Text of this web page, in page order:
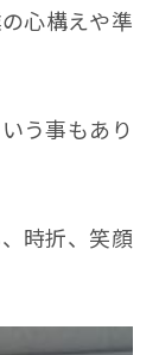
心構えや準
う事もあり
時折、笑顔